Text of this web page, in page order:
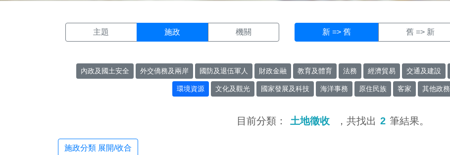
主題 施政 機關 新 => 舊 舊 => 新
內政及國土安全 外交僑務及兩岸 國防及退伍軍人 財政金融 教育及體育 法務 經濟貿易 交通及建設
環境資源 文化及觀光 國家發展及科技 海洋事務 原住民族 客家 其他政務
目前分類： 土地徵收 ，共找出 2 筆結果。
施政分類 展開/收合